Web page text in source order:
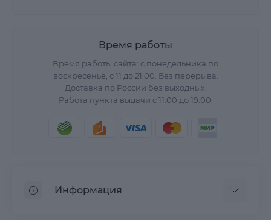
Время работы
Время работы сайта: с понедельника по
воскресенье, с 11 до 21.00. Без перерыва.
Доставка по России без выходных.
Работа пункта выдачи с 11.00 до 19.00.
Информация